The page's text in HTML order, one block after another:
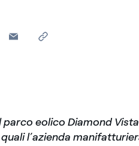
parco eolico Diamond
l’azienda